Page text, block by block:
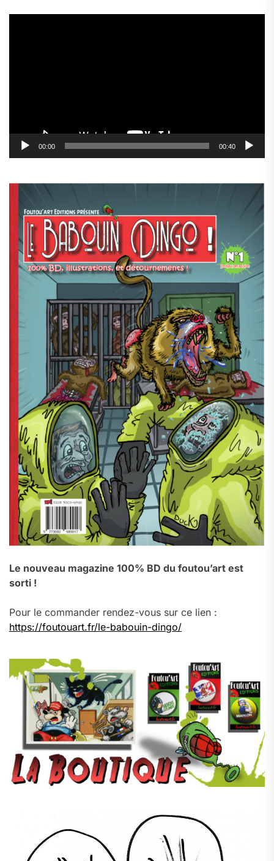
00:00 00:40
Le nouveau magazine 100% BD du foutou’art est
sorti !
Pour le commander rendez-vous sur ce lien :
https://foutouart.fr/le-babouin-dingo/